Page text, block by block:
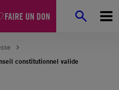
FAIRE UN DON
constitutionnel valide